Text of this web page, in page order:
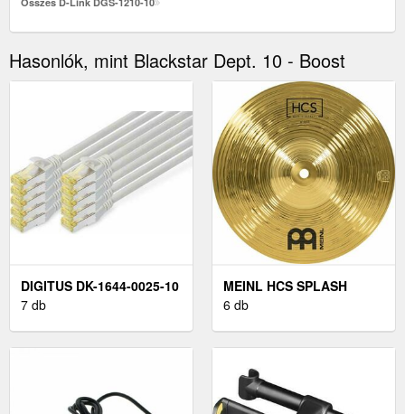
Hasonlók, mint Blackstar Dept. 10 - Boost
DIGITUS DK-1644-0025-10
7 db
MEINL HCS SPLASH
CINTÁNYÉR 10"
6 db